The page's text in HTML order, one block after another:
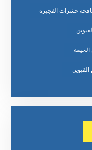
حشرات الفجيرة